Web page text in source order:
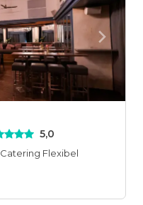
5,0
Catering Flexibel